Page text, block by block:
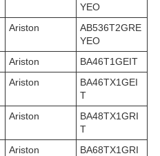
YEO
Ariston
AB536T2GRE
YEO
Ariston
BA46T1GEIT
Ariston
BA46TX1GEI
T
Ariston
BA48TX1GRI
T
Ariston
BA68TX1GRI